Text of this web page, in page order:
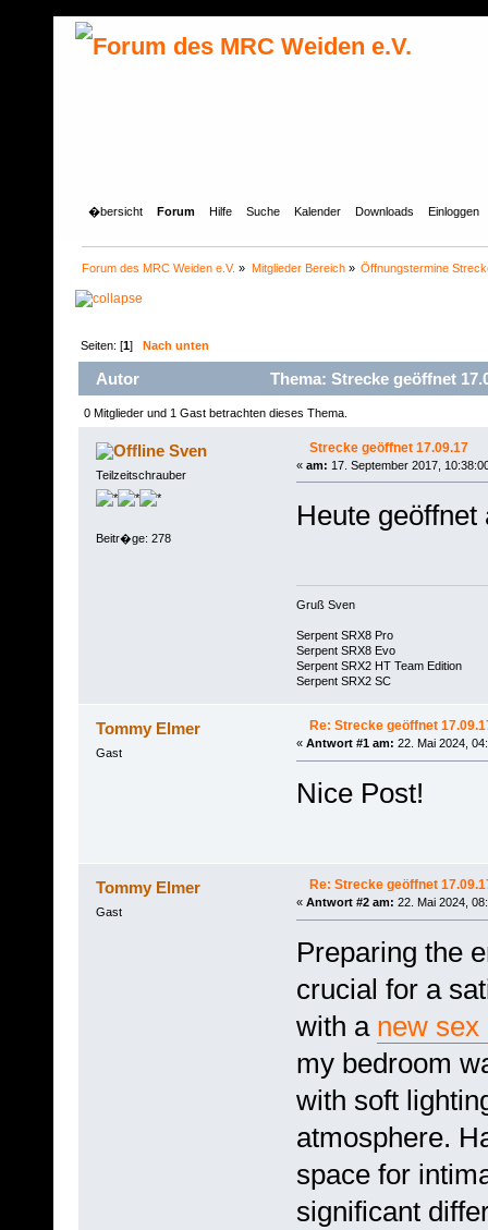
�bersicht Forum Hilfe Suche Kalender Downloads Einloggen
Forum des MRC Weiden e.V. » Mitglieder Bereich» Öffnungstermine
Seiten: [1]Nach unten
Autor Thema: Strecke geöffnet
0 Mitglieder und 1 Gast betrachten dieses Thema.
Sven
Teilzeitschrauber
Beitr�ge: 278
Strecke geöffnet 17.09.17
« am: 17. September 2017,
Heute geöffnet
Gruß Sven
Serpent SRX8 Pro
Serpent SRX8 Evo
Serpent SRX2 HT Team Edition
Serpent SRX2 SC
Tommy Elmer
Gast
Re: Strecke geöffnet
« Antwort #1 am: 22. Mai 2024,
Nice Post!
Tommy Elmer
Gast
Re: Strecke geöffnet
« Antwort #2 am: 22. Mai 2024,
Preparing the
crucial for a
with a new sex
my bedroom
with soft
atmosphere.
space for
significant